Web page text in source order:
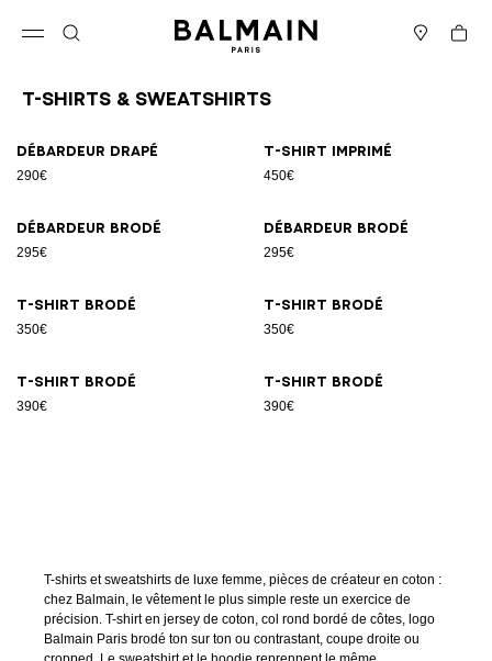
Panier
T-Shirts & Sweatshirts
Débardeur drapé
290€
T-shirt imprimé
450€
Débardeur brodé
295€
Débardeur brodé
295€
T-shirt brodé
350€
T-shirt brodé
350€
T-shirt brodé
390€
T-shirt brodé
390€
T-shirts et sweatshirts de luxe femme, pièces de créateur en coton :
chez Balmain, le vêtement le plus simple reste un exercice de
précision. T-shirt en jersey de coton, col rond bordé de côtes, logo
Balmain Paris brodé ton sur ton ou contrastant, coupe droite ou